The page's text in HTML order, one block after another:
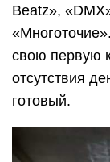
Beatz»,
свою первую
отсутствия
готовый.